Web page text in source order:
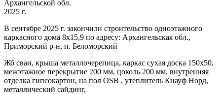
Архангельской обл.
2025 г.
В сентябре 2025 г. закончили строительство одноэтажного
каркасного дома 8х15,9 по адресу: Архангельская обл.,
Приморский р-н, п. Беломорский
Жб сваи, крыша металлочерепица, каркас сухая доска 150х50,
межэтажное перекрытие 200 мм, цоколь 200 мм, внутренняя
отделка гипсокартон, на пол OSB , утеплитель Кнауф Норд,
металлический сайдинг,